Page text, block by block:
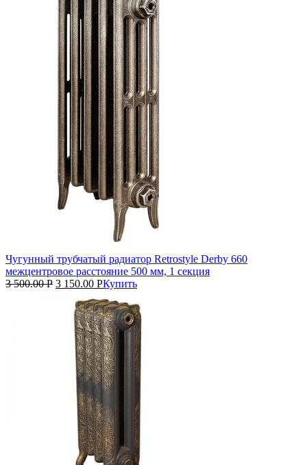
Чугунный трубчатый радиатор Retrostyle Derby 660
межцентровое расстояние 500 мм, 1 секция
3 500.00Р 3 150.00 РКупить